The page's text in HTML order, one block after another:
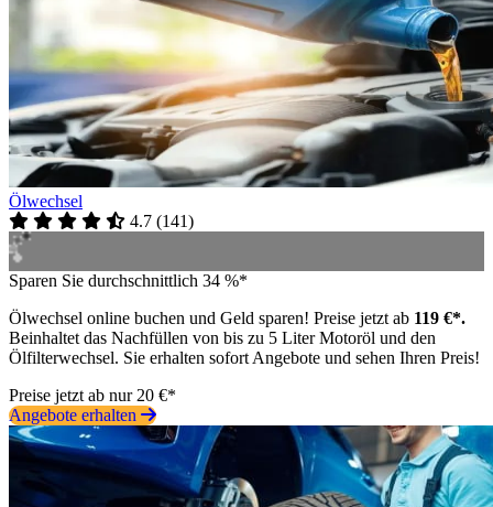
Ölwechsel
4.7 (141)
Sparen Sie durchschnittlich 34 %*
Ölwechsel online buchen und Geld sparen! Preise jetzt ab 119 €*.
Beinhaltet das Nachfüllen von bis zu 5 Liter Motoröl und den
Ölfilterwechsel. Sie erhalten sofort Angebote und sehen Ihren Preis!
Preise jetzt ab nur 20 €*
Angebote erhalten